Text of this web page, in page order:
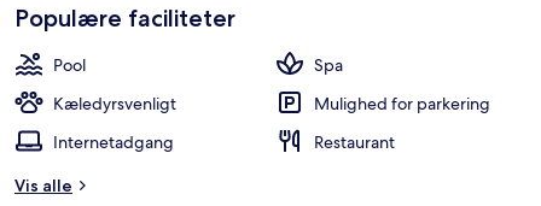
Populære faciliteter
Pool
Spa
Kæledyrsvenligt
Mulighed for parkering
Internetadgang
Restaurant
Vis alle